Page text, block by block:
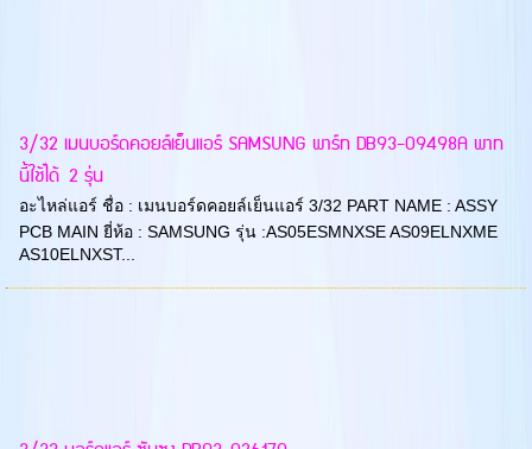
3/32 เมนบอร์ดคอยล์เย็นแอร์ SAMSUNG พาร์ท DB93-09498A พาท
นี้ใช้ได้ 2 รุ่น
อะไหล่แอร์ ชื่อ : เมนบอร์ดคอยล์เย็นแอร์ 3/32 PART NAME : ASSY
PCB MAIN ยี่ห้อ : SAMSUNG รุ่น :AS05ESMNXSE AS09ELNXME
AS10ELNXST...